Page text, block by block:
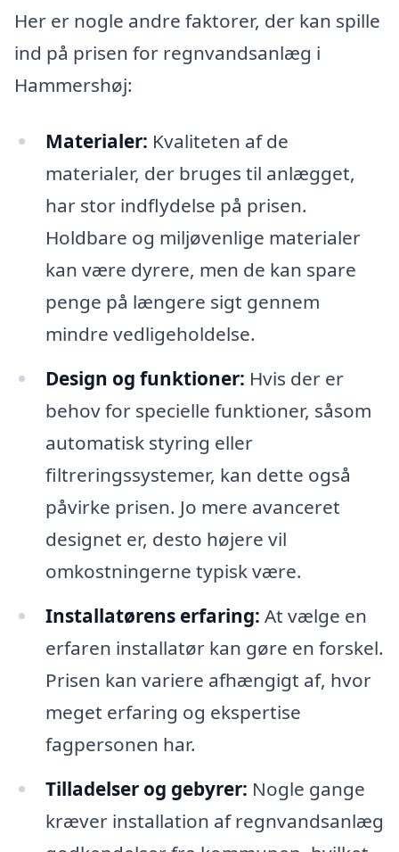
Her er nogle andre faktorer, der kan spille
ind på prisen for regnvandsanlæg i
Hammershøj:
Materialer: Kvaliteten af de
materialer, der bruges til anlægget,
har stor indflydelse på prisen.
Holdbare og miljøvenlige materialer
kan være dyrere, men de kan spare
penge på længere sigt gennem
mindre vedligeholdelse.
Design og funktioner: Hvis der er
behov for specielle funktioner, såsom
automatisk styring eller
filtreringssystemer, kan dette også
påvirke prisen. Jo mere avanceret
designet er, desto højere vil
omkostningerne typisk være.
Installatørens erfaring: At vælge en
erfaren installatør kan gøre en forskel.
Prisen kan variere afhængigt af, hvor
meget erfaring og ekspertise
fagpersonen har.
Tilladelser og gebyrer: Nogle gange
kræver installation af regnvandsanlæg